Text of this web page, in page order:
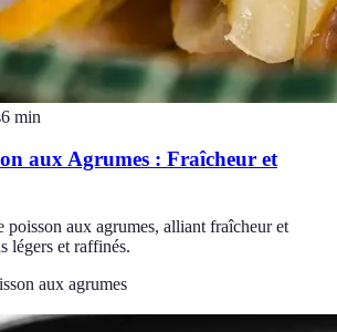
6 min
aux Agrumes : Fraîcheur et
poisson aux agrumes, alliant fraîcheur et
légers et raffinés.
aux agrumes